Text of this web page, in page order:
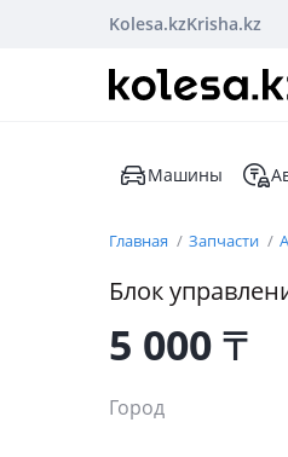
Kolesa.kzKrisha.kz
Машины
Главная Запчасти
Блок
5 000₸
Город